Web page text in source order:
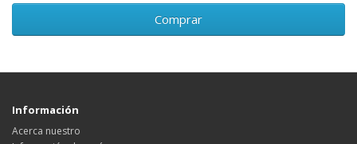
Comprar
Información
Acerca nuestro